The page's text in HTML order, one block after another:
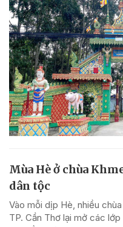
Mùa Hè ở chùa
dân tộc
Vào mỗi dịp Hè, nhiều
TP. Cần Thơ lại mở các